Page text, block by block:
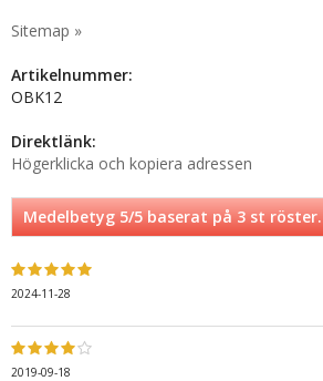
Sitemap »
Artikelnummer:
OBK12
Direktlänk:
Högerklicka och kopiera adressen
Medelbetyg5/5 baserat på3st röster.
2024-11-28
2019-09-18